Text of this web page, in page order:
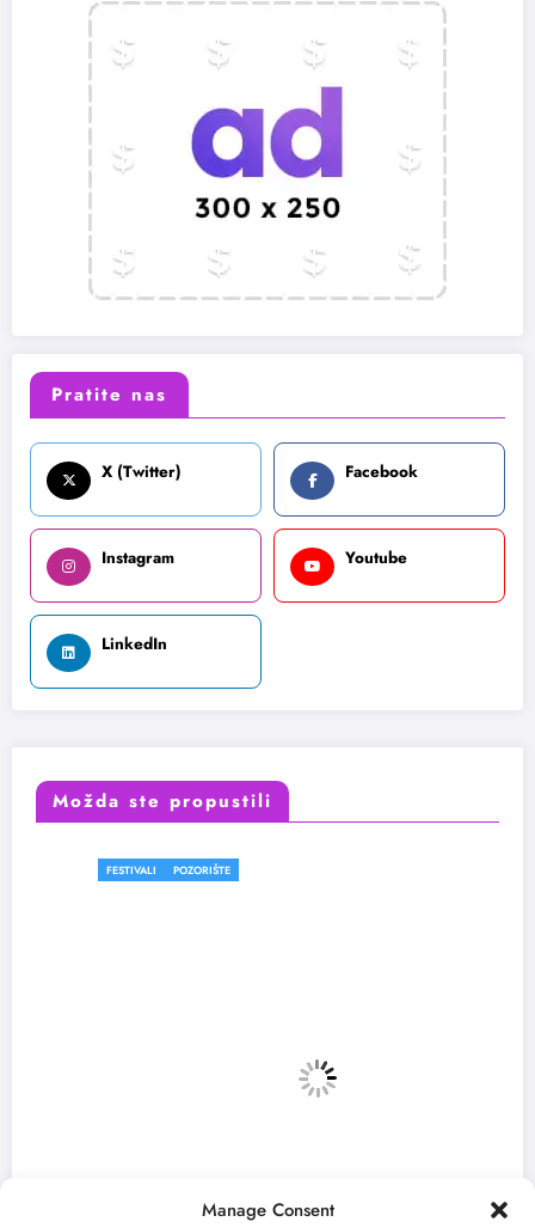
Manage Consent
Pratite nas
X (Twitter) Facebook
Instagram Youtube
LinkedIn
Možda ste propustili
POZORIŠTE